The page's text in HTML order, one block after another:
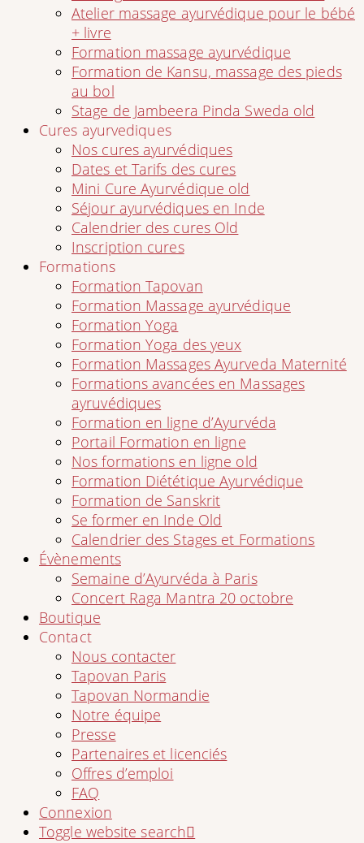
Atelier massage ayurvédique pour le bébé
+ livre
Formation massage ayurvédique
Formation de Kansu, massage des pieds
au bol
Stage de Jambeera Pinda Sweda old
Cures ayurvediques
Nos cures ayurvédiques
Dates et Tarifs des cures
Mini Cure Ayurvédique old
Séjour ayurvédiques en Inde
Calendrier des cures Old
Inscription cures
Formations
Formation Tapovan
Formation Massage ayurvédique
Formation Yoga
Formation Yoga des yeux
Formation Massages Ayurveda Maternité
Formations avancées en Massages
ayruvédiques
Formation en ligne d’Ayurvéda
Portail Formation en ligne
Nos formations en ligne old
Formation Diététique Ayurvédique
Formation de Sanskrit
Se former en Inde Old
Calendrier des Stages et Formations
Évènements
Semaine d’Ayurvéda à Paris
Concert Raga Mantra 20 octobre
Boutique
Contact
Nous contacter
Tapovan Paris
Tapovan Normandie
Notre équipe
Presse
Partenaires et licenciés
Offres d’emploi
FAQ
Connexion
Toggle website search